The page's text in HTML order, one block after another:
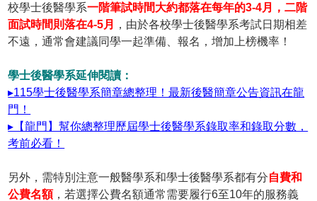
校學士後醫學系一階筆試時間大約都落在每年的3-4月，二階
面試時間則落在4-5月
，由於各校學士後醫學系考試日期相差
不遠，通常會建議同學一起準備、報名，增加上榜機率！
學士後醫學系延伸閱讀：
▸115學士後醫學系簡章總整理！最新後醫簡章公告資訊在龍
門！
▸【龍門】幫你總整理歷屆學士後醫學系錄取率和錄取分數，
考前必看！
另外，需特別注意一般醫學系和學士後醫學系都有分自費和
公費名額，若選擇公費名額通常需要履行6至10年的服務義